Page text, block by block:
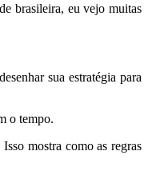
brasileira, eu vejo muitas
sua estratégia para
o tempo.
mostra como as regras